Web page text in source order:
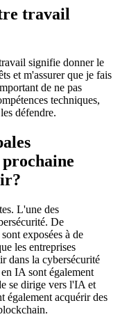
travail
signifie donner le
et m'assurer que je fais
de ne pas
techniques,
défendre.
L'une des
De
exposées à de
les entreprises
dans la cybersécurité
IA sont également
se dirige vers l'IA et
également acquérir des